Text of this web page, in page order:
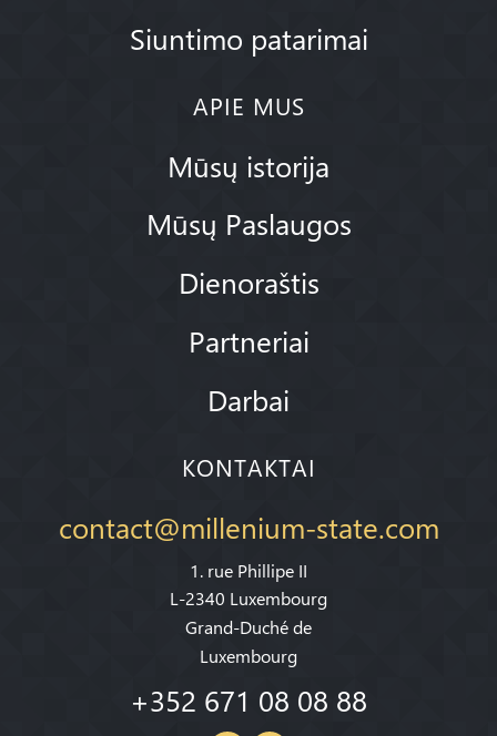
Siuntimo patarimai
APIE MUS
Mūsų istorija
Mūsų Paslaugos
Dienoraštis
Partneriai
Darbai
KONTAKTAI
contact@millenium-state.com
1. rue Phillipe II
L-2340 Luxembourg
Grand-Duché de
Luxembourg
+352 671 08 08 88